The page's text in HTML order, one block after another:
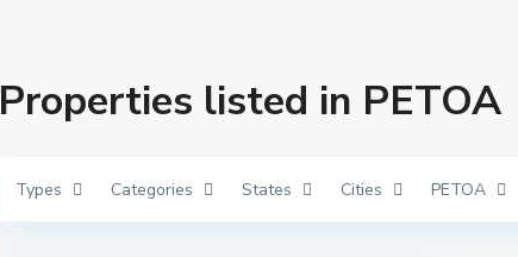
Properties listed in PETOA
Types Categories States Cities PETOA